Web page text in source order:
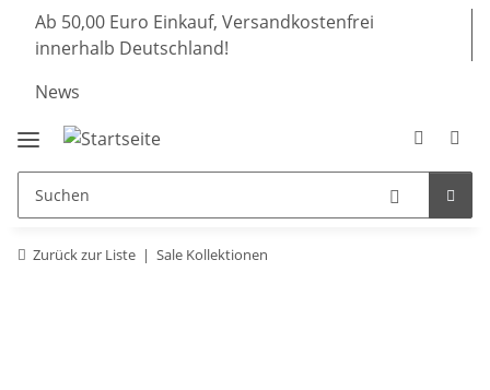
Ab 50,00 Euro Einkauf, Versandkostenfrei
innerhalb Deutschland!
News
Zurück zur Liste Sale Kollektionen